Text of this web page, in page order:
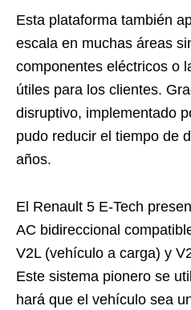
Esta plataforma también
escala en muchas áreas
componentes eléctricos o
útiles para los clientes.
disruptivo, implementado
pudo reducir el tiempo de
años.
El Renault 5 E-Tech
AC bidireccional
V2L (vehículo a carga) y
Este sistema pionero se
hará que el vehículo sea